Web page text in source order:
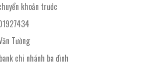
khoản trước
Tường
chi nhánh ba đình